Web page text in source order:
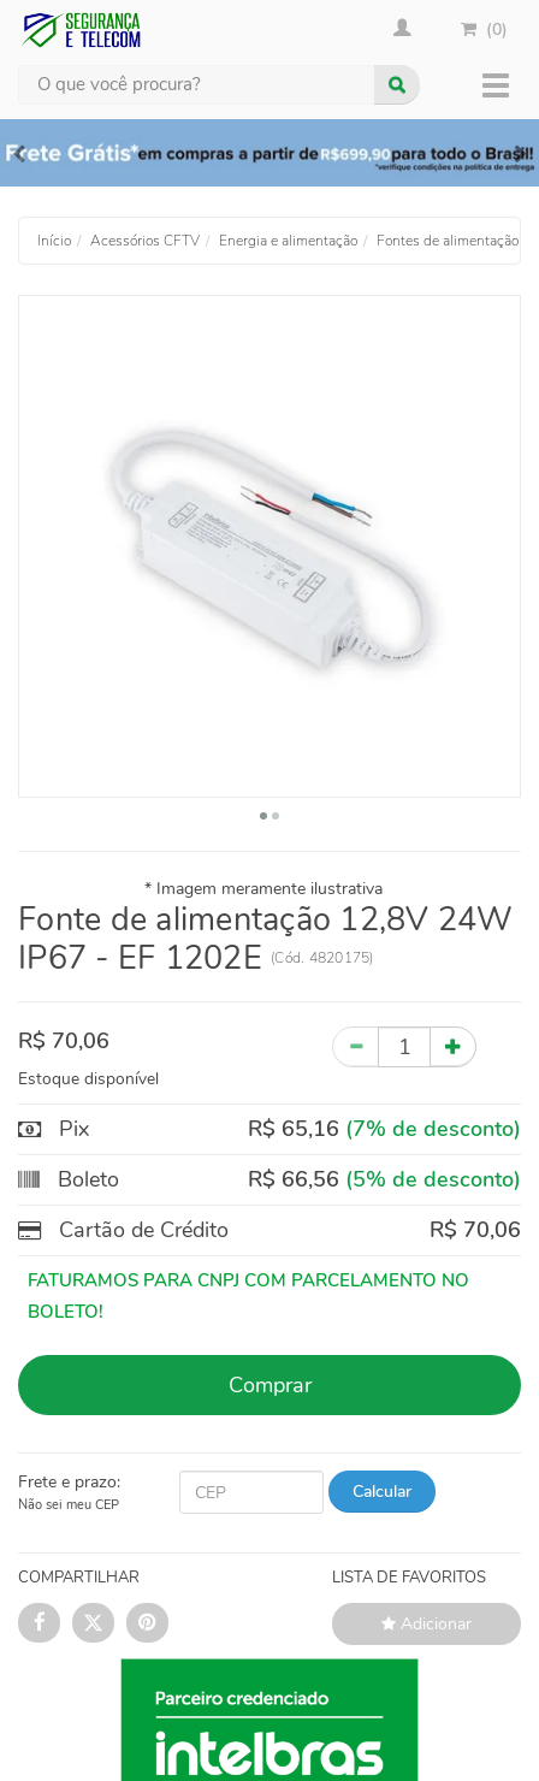
(0)
Busca
Início Acessórios CFTV Energia e alimentação Fontes de alimentação
Fonte de alimentação 12,8V 24W
IP67 - EF 1202E (Cód. 4820175)
R$ 70,06
Estoque disponível
Quantidade
Pix R$ 65,16 (7% de desconto)
Boleto
R$ 66,56 (5% de desconto)
Cartão de Crédito
R$ 70,06
Comprar
Frete e prazo:
Não sei meu CEP
Calcular
COMPARTILHAR LISTA DE FAVORITOS
Adicionar